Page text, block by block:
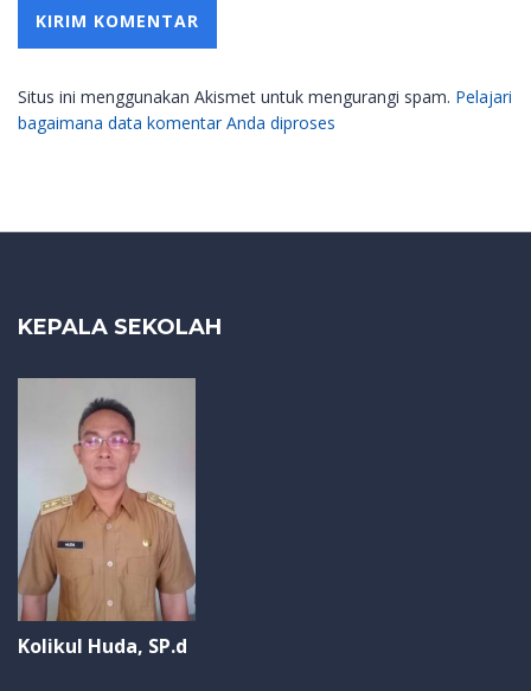
Situs ini menggunakan Akismet untuk mengurangi spam. Pelajari
bagaimana data komentar Anda diproses
KEPALA SEKOLAH
Kolikul Huda, SP.d